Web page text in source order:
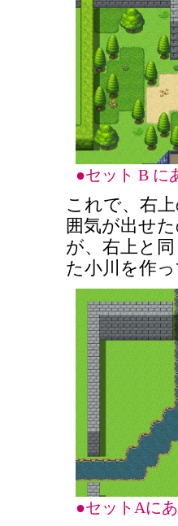
●セット B に
これで、右
囲気が出せ
が、右上と
た小川を作
●セットAに